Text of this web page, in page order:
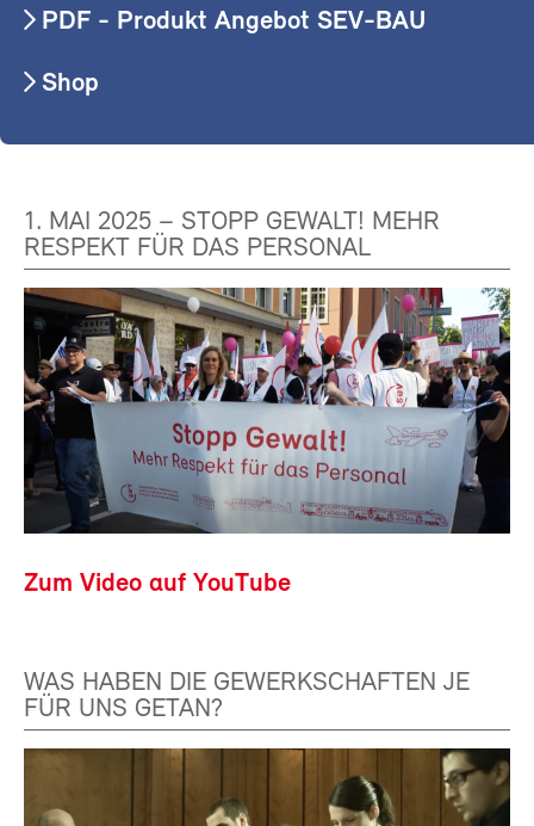
PDF - Produkt Angebot SEV-BAU
Shop
1. MAI 2025 – STOPP GEWALT! MEHR
RESPEKT FÜR DAS PERSONAL
Zum Video auf YouTube
WAS HABEN DIE GEWERKSCHAFTEN JE
FÜR UNS GETAN?